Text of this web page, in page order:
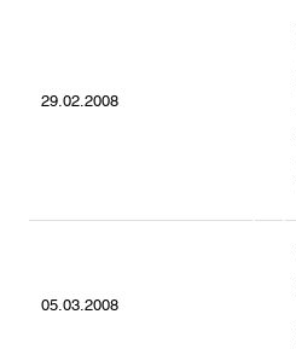
29.02.2008
05.03.2008